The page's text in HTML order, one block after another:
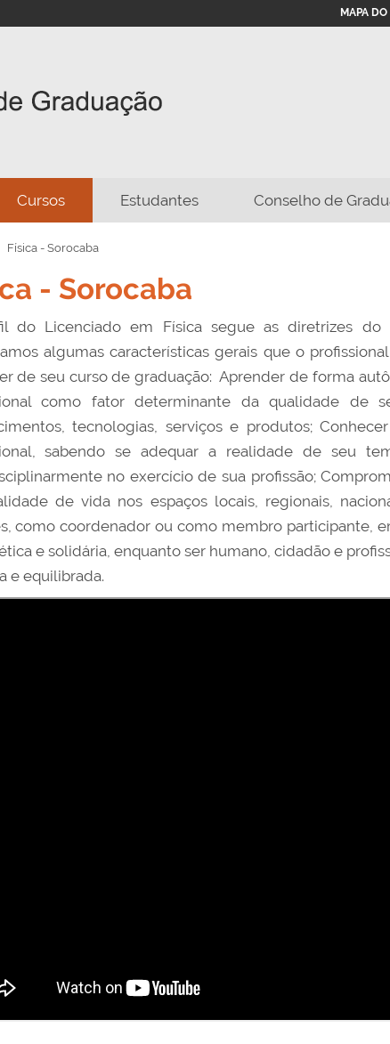
MAPA DO
Cursos Estudantes Conselho de
Física - Sorocaba
- Sorocaba
do Licenciado em Física segue as diretrizes do
algumas características gerais que o
de seu curso de graduação: Aprender de forma
como fator determinante da qualidade de
tecnologias, serviços e produtos;
sabendo se adequar a realidade de seu
no exercício de sua profissão;
de vida nos espaços locais, regionais,
como coordenador ou como membro participante,
e solidária, enquanto ser humano, cidadão e
e equilibrada.